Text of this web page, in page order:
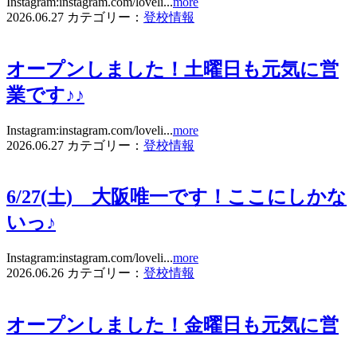
2026.06.27 カテゴリー： 登校情報
オープンしました！土曜日も元気に営
業です♪♪
Instagram:instagram.com/loveli...more
2026.06.27 カテゴリー： 登校情報
6/27(土) 大阪唯一です！ここにしかな
いっ♪
Instagram:instagram.com/loveli...more
2026.06.26 カテゴリー： 登校情報
オープンしました！金曜日も元気に営